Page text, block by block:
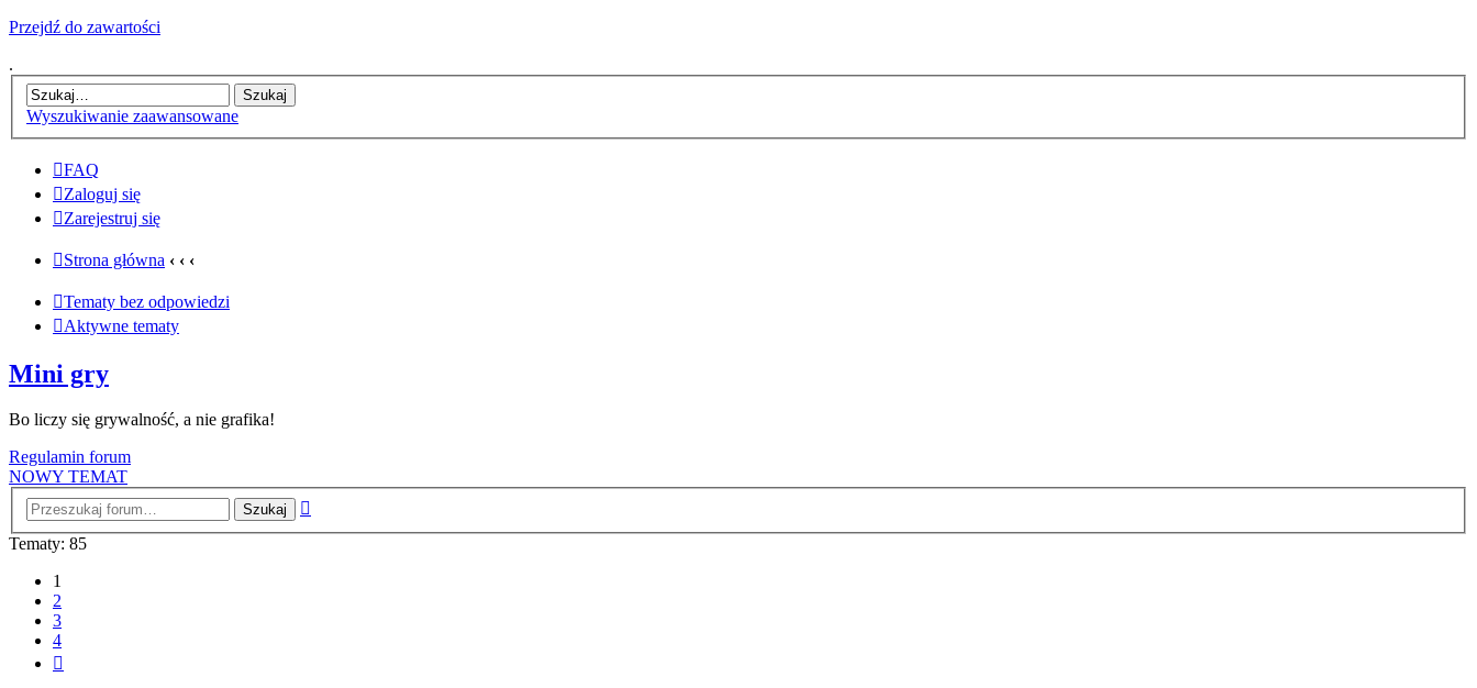
Przejdź do zawartości
.
Wyszukiwanie zaawansowane
FAQ
Zaloguj się
Zarejestruj się
Strona główna ‹ ‹ ‹
Tematy bez odpowiedzi
Aktywne tematy
Mini gry
Bo liczy się grywalność, a nie grafika!
Regulamin forum
NOWY TEMAT
Tematy: 85
1
2
3
4